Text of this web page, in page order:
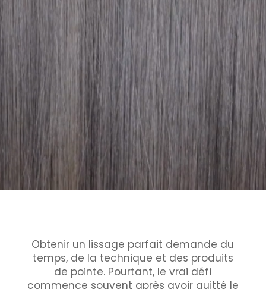
Obtenir un lissage parfait demande du
temps, de la technique et des produits
de pointe. Pourtant, le vrai défi
commence souvent après avoir quitté le